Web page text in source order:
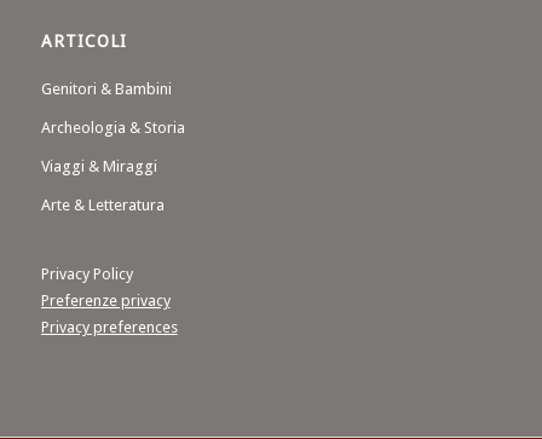
ARTICOLI
Genitori & Bambini
Archeologia & Storia
Viaggi & Miraggi
Arte & Letteratura
Privacy Policy
Preferenze privacy
Privacy preferences